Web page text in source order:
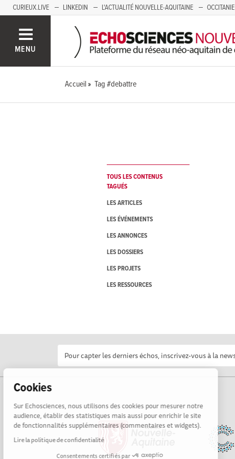
Cookies
Sur Echosciences, nous utilisons des cookies pour mesurer notre
audience, établir des statistiques mais aussi pour enrichir le site
de fonctionnalités supplémentaires (commentaires et widgets).
Lire la politique de confidentialité
Consentements certifiés par
CURIEUX.LIVE LINKEDIN L'ACTUALITÉ NOUVELLE-AQUITAINE OCCITANIE
MENU
Accueil Tag #debattre
TOUS LES CONTENUS
TAGUÉS
LES ARTICLES
LES ÉVÉNEMENTS
LES ANNONCES
LES DOSSIERS
LES PROJETS
LES RESSOURCES